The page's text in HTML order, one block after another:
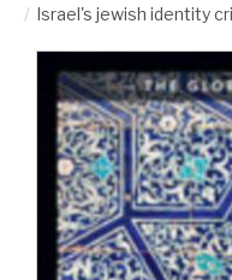
Israel's jewish identity